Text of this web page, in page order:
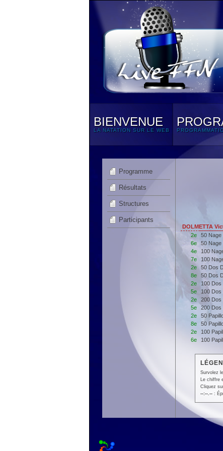
BIENVENUE
LA NATATION SUR LE WEB
Programme
Résultats
Structures
Participants
DOLMETTA
2e
50 Nage
6e 50 Nage
4e 100
7e 100
2e 50 Dos
8e 50 Dos
2e 100 Dos
5e 100 Dos
2e 200 Dos
5e 200 Dos
2e 50
8e 50
2e 100
6e 100
Survolez
Le chiffre
Cliquez
--:--.--: